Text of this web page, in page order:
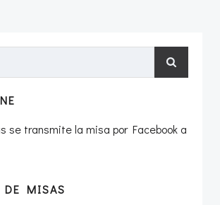
entradas
se transmite la misa por Facebook a
DE MISAS